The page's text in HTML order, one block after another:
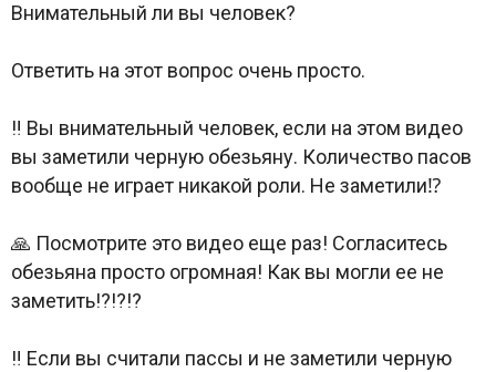
Внимательный ли вы человек?
Ответить на этот вопрос очень просто.
‼️ Вы внимательный человек, если на этом видео
вы заметили черную обезьяну. Количество пасов
вообще не играет никакой роли. Не заметили⁉️
🙏 Посмотрите это видео еще раз! Согласитесь
обезьяна просто огромная! Как вы могли ее не
заметить!?!?!?
‼️ Если вы считали пассы и не заметили черную